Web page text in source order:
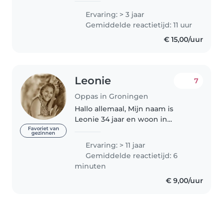
baby's, peuters, kleuters en
schoolgaande kinderen. Ik ben
BHV-gecertificeerd en voel me..
Ervaring: > 3 jaar
Gemiddelde reactietijd: 11 uur
€ 15,00/uur
Favoriet van
gezinnen
Leonie
Oppas in Groningen
7
Hallo allemaal, Mijn naam is
Leonie 34 jaar en woon in
babygroep. inmiddels zelf ook
mama van een dochter van 4
jaar oud. Naast het werk..
Ervaring: > 11 jaar
Gemiddelde reactietijd: 6
minuten
€ 9,00/uur